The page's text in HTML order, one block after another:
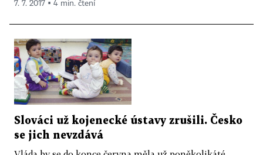
7. 7. 2017 ▪ 4 min. čtení
Slováci už kojenecké ústavy zrušili. Česko
se jich nevzdává